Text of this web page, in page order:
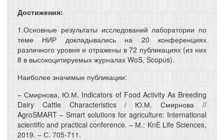
Достижения:
1.Основные результаты исследований лаборатории по
теме НИР докладывались на 20 конференциях
различного уровня и отражены в 72 публикациях (из них
8 в высокоцитируемых журналах WoS, Scopus).
Наиболее значимые публикации:
– Смирнова, Ю.М. Indicators of Food Activity As Breeding
Dairy Cattle Characteristics / Ю.М. Смирнова //
AgroSMART – Smart solutions for agriculture: International
scientific and practical conference. – М.: KnE Life Sciences,
2019. – С. 705-711.